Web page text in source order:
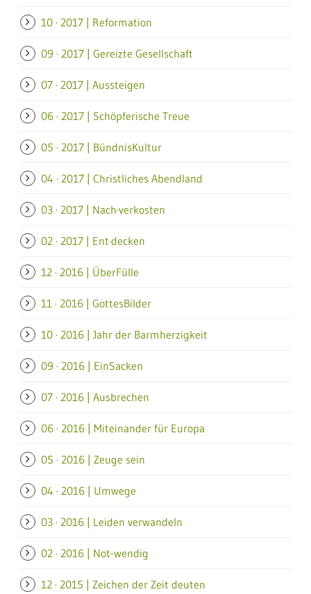
10 · 2017 | Reformation
09 · 2017 | Gereizte Gesellschaft
07 · 2017 | Aussteigen
06 · 2017 | Schöpferische Treue
05 · 2017 | BündnisKultur
04 · 2017 | Christliches Abendland
03 · 2017 | Nach·verkosten
02 · 2017 | Ent·decken
12 · 2016 | ÜberFülle
11 · 2016 | GottesBilder
10 · 2016 | Jahr der Barmherzigkeit
09 · 2016 | EinSacken
07 · 2016 | Ausbrechen
06 · 2016 | Miteinander für Europa
05 · 2016 | Zeuge sein
04 · 2016 | Umwege
03 · 2016 | Leiden verwandeln
02 · 2016 | Not-wendig
12 · 2015 | Zeichen der Zeit deuten